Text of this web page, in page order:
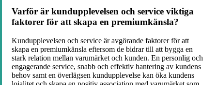
Varför är kundupplevelsen och service viktiga
faktorer för att skapa en premiumkänsla?
Kundupplevelsen och service är avgörande faktorer för att
skapa en premiumkänsla eftersom de bidrar till att bygga en
stark relation mellan varumärket och kunden. En personlig och
engagerande service, snabb och effektiv hantering av kundens
behov samt en överlägsen kundupplevelse kan öka kundens